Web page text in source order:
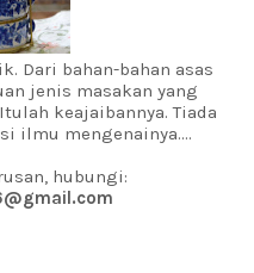
Dari bahan-bahan asas
jenis masakan yang
keajaibannya. Tiada
ilmu mengenainya....
hubungi: